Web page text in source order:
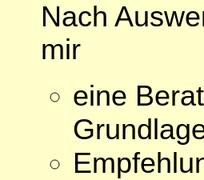
Nach
mir
eine